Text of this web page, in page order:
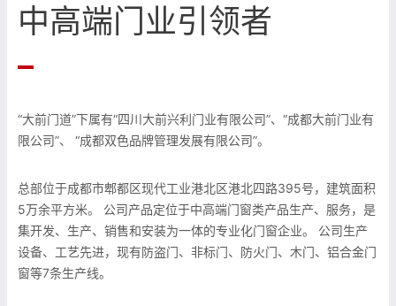
中高端门业引领者
“大前门道”下属有“四川大前兴利门业有限公司”、“成都大前门业有
限公司”、 “成都双色品牌管理发展有限公司”。
总部位于成都市郫都区现代工业港北区港北四路395号，建筑面积
5万余平方米。 公司产品定位于中高端门窗类产品生产、服务，是
集开发、生产、销售和安装为一体的专业化门窗企业。 公司生产
设备、工艺先进，现有防盗门、非标门、防火门、木门、铝合金门
窗等7条生产线。